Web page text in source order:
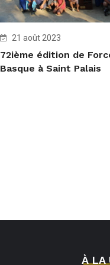
21 août 2023
72ième édition de
Basque à Saint Palais
À LA